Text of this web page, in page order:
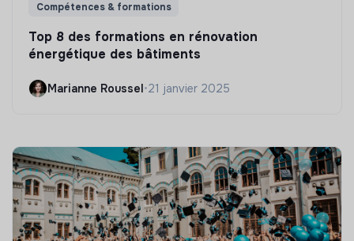
Compétences & formations
Top 8 des formations en rénovation
énergétique des bâtiments
Marianne Roussel•21 janvier 2025